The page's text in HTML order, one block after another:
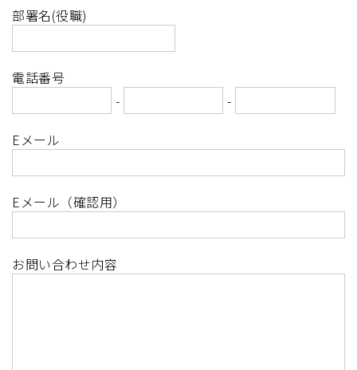
部署名(役職)
電話番号
-
-
Eメール
Eメール（確認用）
お問い合わせ内容